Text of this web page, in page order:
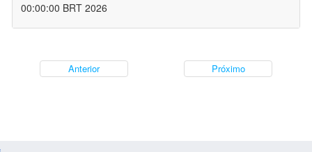
00:00:00 BRT 2026
Anterior Próximo